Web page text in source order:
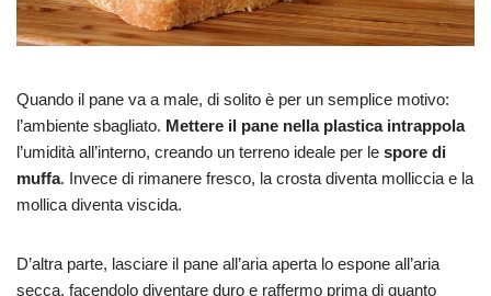
Quando il pane va a male, di solito è per un semplice motivo:
l’ambiente sbagliato. Mettere il pane nella plastica intrappola
l’umidità all’interno, creando un terreno ideale per le spore di
muffa. Invece di rimanere fresco, la crosta diventa molliccia e la
mollica diventa viscida.
D’altra parte, lasciare il pane all’aria aperta lo espone all’aria
secca, facendolo diventare duro e raffermo prima di quanto